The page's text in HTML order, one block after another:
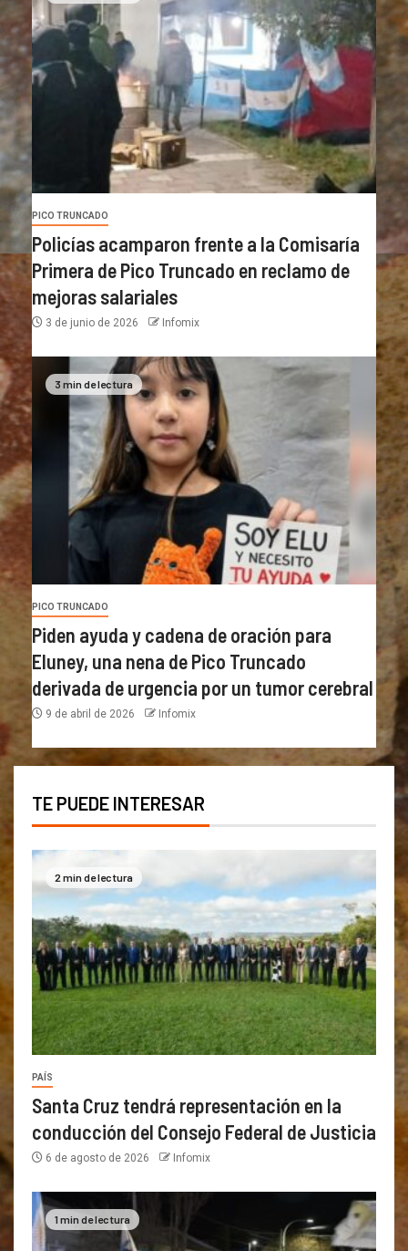
PICO TRUNCADO
Policías acamparon frente a la Comisaría
Primera de Pico Truncado en reclamo de
mejoras salariales
3 de junio de 2026 Infomix
3 min de lectura
PICO TRUNCADO
Piden ayuda y cadena de oración para
Eluney, una nena de Pico Truncado
derivada de urgencia por un tumor cerebral
9 de abril de 2026 Infomix
TE PUEDE INTERESAR
2 min de lectura
PAÍS
Santa Cruz tendrá representación en la
conducción del Consejo Federal de Justicia
6 de agosto de 2026 Infomix
1 min de lectura